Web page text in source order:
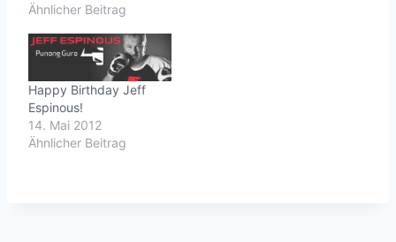
Ähnlicher Beitrag
Happy Birthday Jeff
Espinous!
14. Mai 2012
Ähnlicher Beitrag